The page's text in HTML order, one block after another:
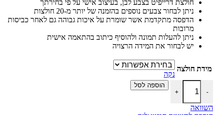
חולצת דרייפיט בצבע לבן, בעיצוב אישי על פי בחירתך
ניתן לבחור צבעים נוספים בהזמנה של יותר מ-20 חולצות
הדפסה מתקדמת אשר שומרת על איכות גבוהה גם לאחר כביסות
מרובות
ניתן להעלות תמונה ולהוסיף כיתוב בהתאמה אישית
יש לבחור את המידה הרצויה
מידת חולצה
נקה
-
כמות של חולצה לחתונה דגם 1 "לא חופשי אך מאושר"
+
הוספה לסל
השוואה